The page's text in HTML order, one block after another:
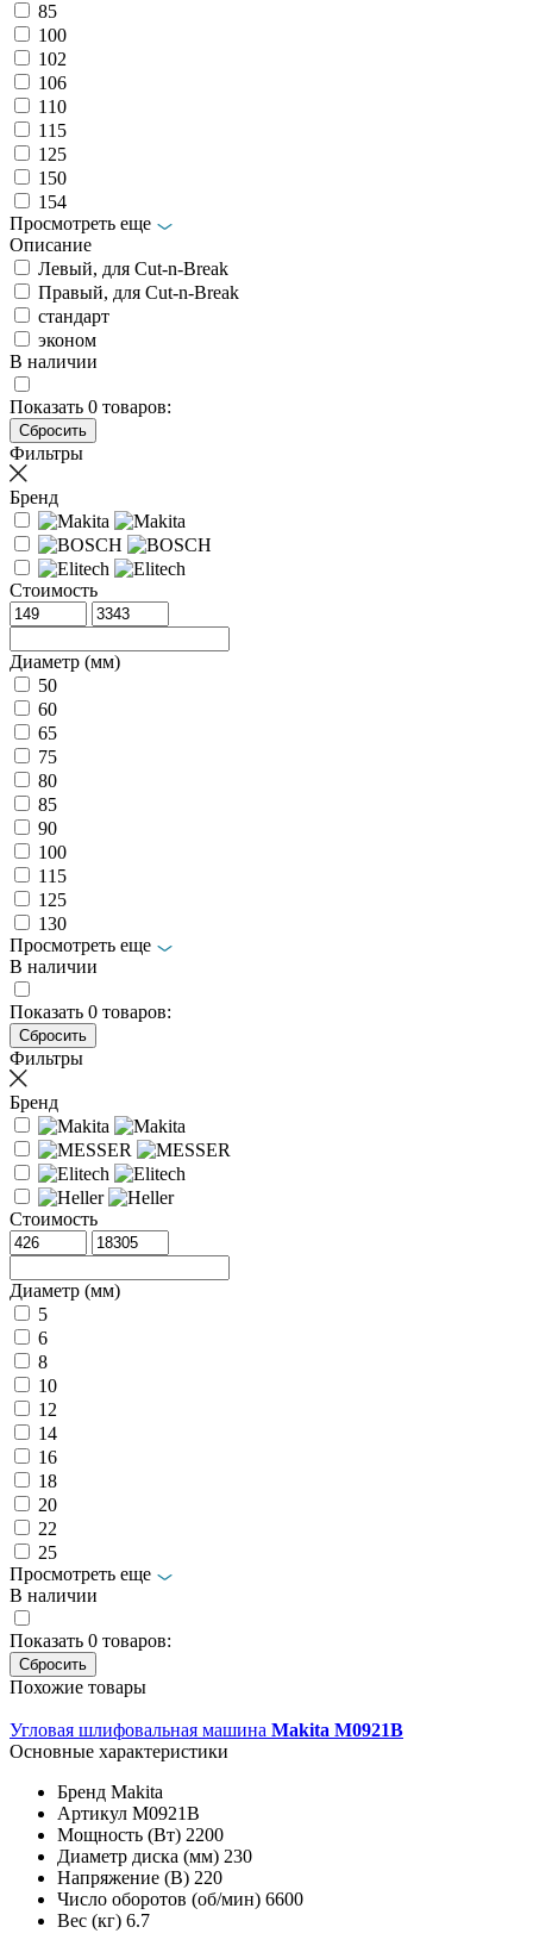
85
100
102
106
110
115
125
150
154
Просмотреть еще
Описание
Левый, для Cut-n-Break
Правый, для Cut-n-Break
стандарт
эконом
В наличии
Показать 0 товаров:
Фильтры
Бренд
Стоимость
Диаметр (мм)
50
60
65
75
80
85
90
100
115
125
130
Просмотреть еще
В наличии
Показать 0 товаров:
Фильтры
Бренд
Стоимость
Диаметр (мм)
5
6
8
10
12
14
16
18
20
22
25
Просмотреть еще
В наличии
Показать 0 товаров:
Похожие товары
Угловая шлифовальная машина Makita M0921B
Основные характеристики
Бренд Makita
Артикул M0921B
Мощность (Вт) 2200
Диаметр диска (мм) 230
Напряжение (В) 220
Число оборотов (об/мин) 6600
Вес (кг) 6.7